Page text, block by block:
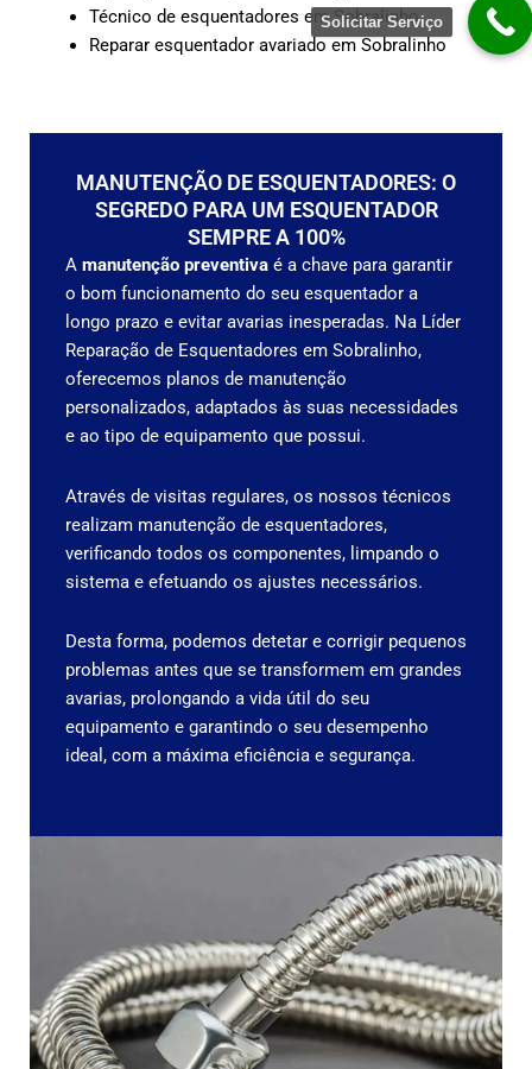
Técnico de esquentadores em Sobralinho
Reparar esquentador avariado em Sobralinho
MANUTENÇÃO DE ESQUENTADORES: O
SEGREDO PARA UM ESQUENTADOR
SEMPRE A 100%
A manutenção preventiva é a chave para garantir
o bom funcionamento do seu esquentador a
longo prazo e evitar avarias inesperadas. Na Líder
Reparação de Esquentadores em Sobralinho,
oferecemos planos de manutenção
personalizados, adaptados às suas necessidades
e ao tipo de equipamento que possui.
Através de visitas regulares, os nossos técnicos
realizam manutenção de esquentadores,
verificando todos os componentes, limpando o
sistema e efetuando os ajustes necessários.
Desta forma, podemos detetar e corrigir pequenos
problemas antes que se transformem em grandes
avarias, prolongando a vida útil do seu
equipamento e garantindo o seu desempenho
ideal, com a máxima eficiência e segurança.
Solicitar Serviço